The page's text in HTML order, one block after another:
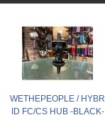
WETHEPEOPLE / HYBR
ID FC/CS HUB -BLACK-